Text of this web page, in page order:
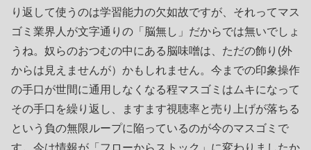
り返して使うのは学習能力の欠如故ですが、それってマス
ゴミ業界人が文字通りの「脳無し」だからでは無いでしょ
うね。奴らのおつむの中にある脳味噌は、ただの飾り(外
からは見えませんが）かもしれません。今までの印象操作
の手口が世間に通用しなくなる程マスゴミはムキになって
その手口を繰り返し、ますます視聴率と売り上げが落ちる
という負の無限ループに陥っているのが今のマスゴミで
す。今は情報が「フローからストック」に変わりましたか